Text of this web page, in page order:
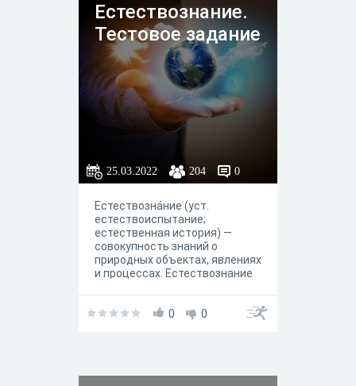
Естествознание.
Тестовое задание
25.03.2022 204 0
Естествозна́ние (уст.
естествоиспытание;
естественная история) —
совокупность знаний о
природных объектах, явлениях
и процессах. Естествознание
Оно активно развивалось в
0 0